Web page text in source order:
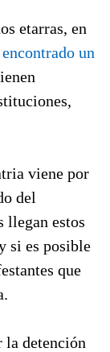
etarras, en
un
viene por
del
llegan estos
si es posible
que
la detención